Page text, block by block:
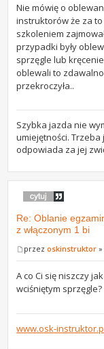
Nie mówię o
instruktorów że za to
szkoleniem
przypadki były
sprzęgle lub
oblewali to
przekroczyła..
Szybka jazda nie
umiejętności.
odpowiada za jej
Re: Oblanie
z włączonym 1 bi
przezoskinstruktor
A co Ci się niszczy
wciśniętym sprzęgle?
www.osk-